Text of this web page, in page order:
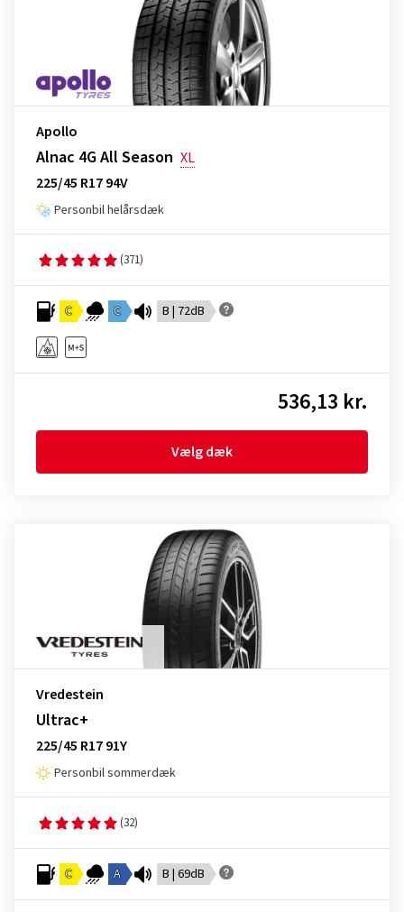
Apollo
Alnac 4G All Season XL
225/45 R17 94V
Personbil helårsdæk
(371)
C C B | 72dB
536,13 kr.
Vælg dæk
Vredestein
Ultrac+
225/45 R17 91Y
Personbil sommerdæk
(32)
C A B | 69dB